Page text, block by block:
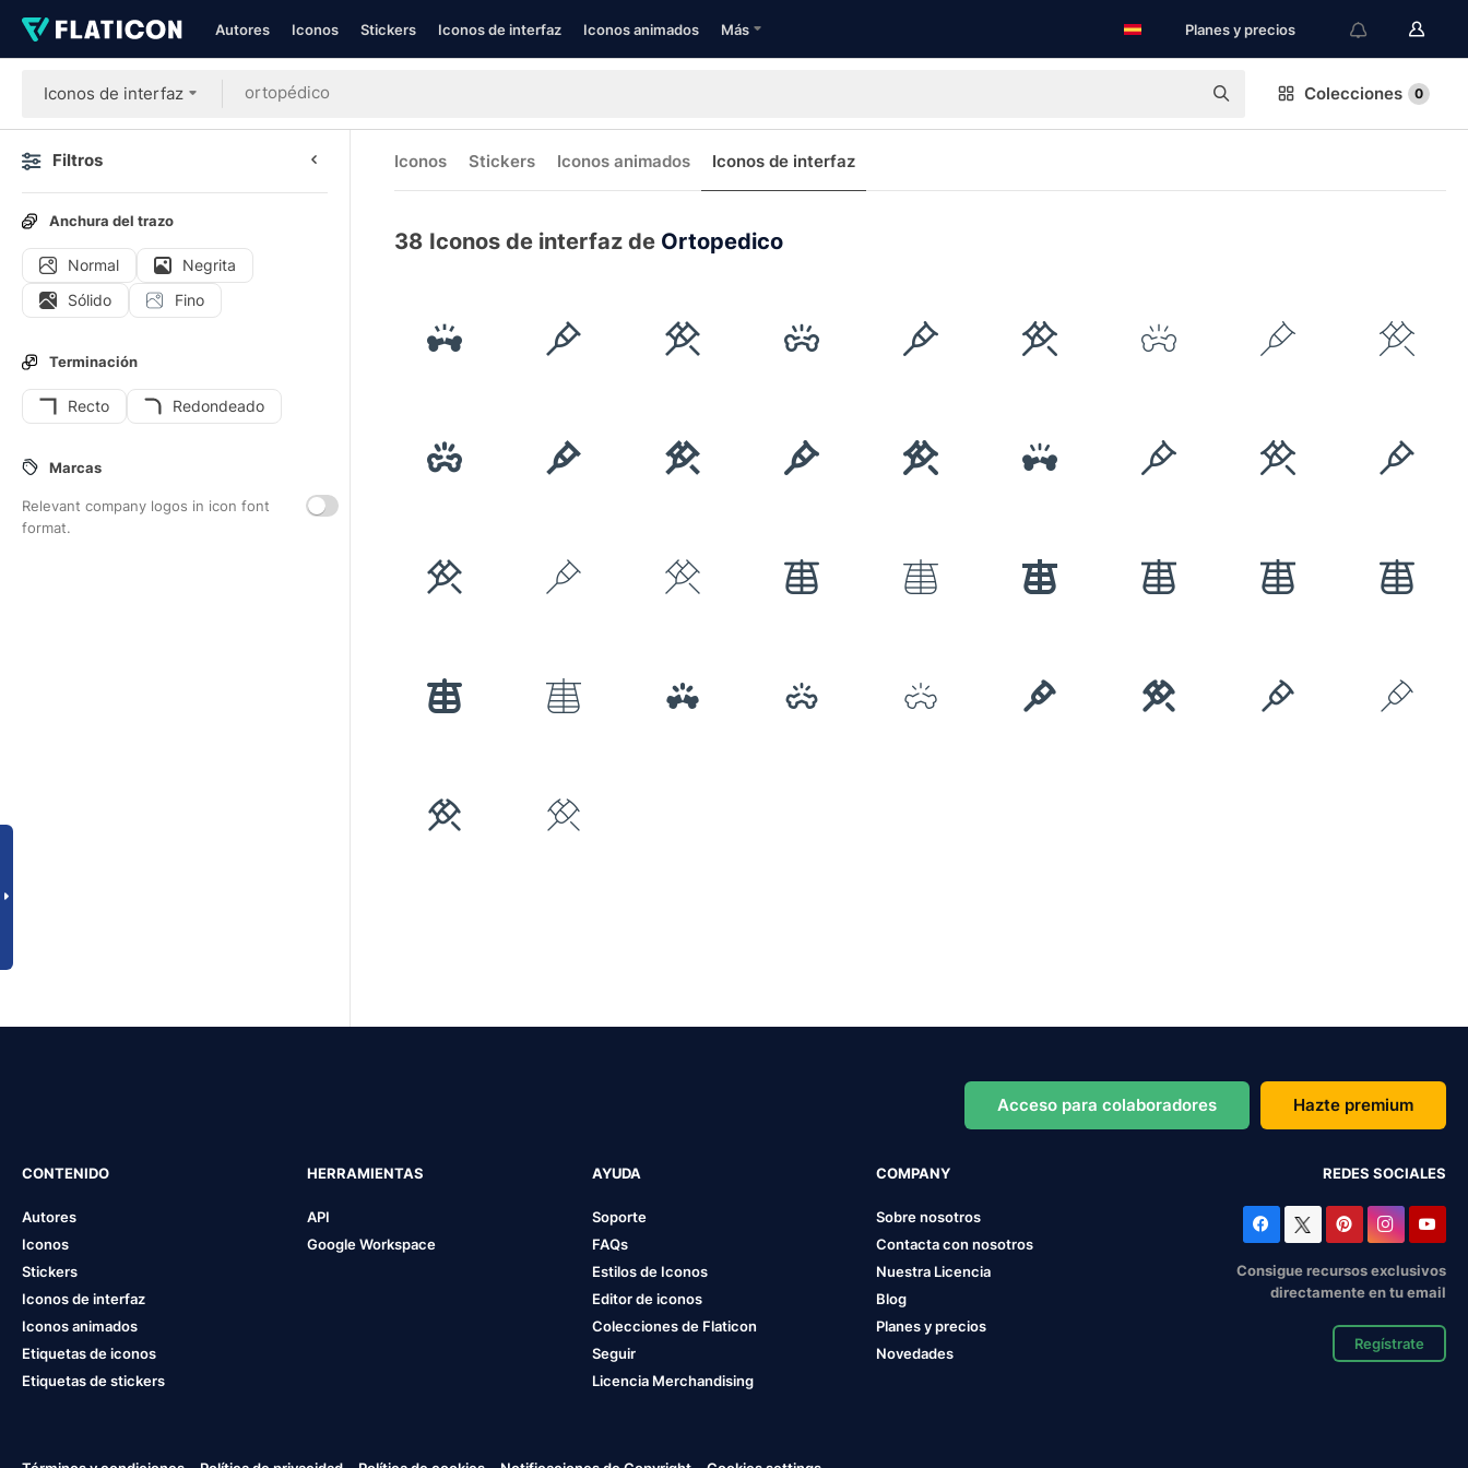
Autores Iconos Stickers Iconos de interfaz Iconos animados Más Planes y precios
Iconos de interfaz Colecciones 0
Filtros
Anchura del trazo
Normal
Negrita
Sólido
Fino
Terminación
Recto Redondeado
Marcas
Relevant company logos in icon font
format.
Iconos Stickers Iconos animados Iconos de interfaz
38 Iconos de interfaz de Ortopedico
Acceso para colaboradores Hazte premium
CONTENIDO
Autores
Iconos
Stickers
Iconos de interfaz
Iconos animados
Etiquetas de iconos
Etiquetas de stickers
HERRAMIENTAS
API
Google Workspace
AYUDA
Soporte
FAQs
Estilos de Iconos
Editor de iconos
Colecciones de Flaticon
Seguir
Licencia Merchandising
COMPANY
Sobre nosotros
Contacta con nosotros
Nuestra Licencia
Blog
Planes y precios
Novedades
REDES SOCIALES
Consigue recursos exclusivos
directamente en tu email
Regístrate